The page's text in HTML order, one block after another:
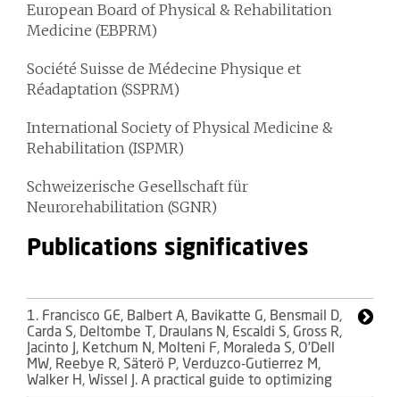
European Board of Physical & Rehabilitation
Medicine (EBPRM)
Société Suisse de Médecine Physique et
Réadaptation (SSPRM)
International Society of Physical Medicine &
Rehabilitation (ISPMR)
Schweizerische Gesellschaft für
Neurorehabilitation (SGNR)
Publications significatives
1. Francisco GE, Balbert A, Bavikatte G, Bensmail D,
Carda S, Deltombe T, Draulans N, Escaldi S, Gross R,
Jacinto J, Ketchum N, Molteni F, Moraleda S, O’Dell
MW, Reebye R, Säterö P, Verduzco-Gutierrez M,
Walker H, Wissel J. A practical guide to optimizing